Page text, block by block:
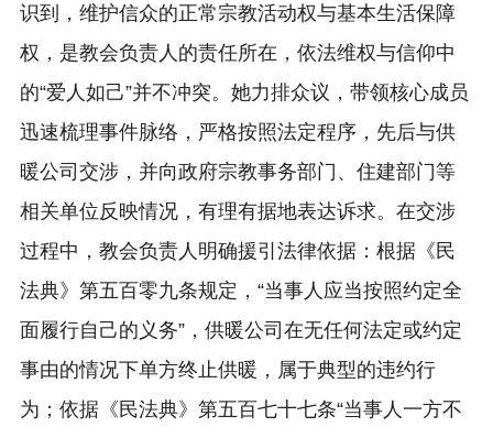
识到，维护信众的正常宗教活动权与基本生活保障
权，是教会负责人的责任所在，依法维权与信仰中
的“爱人如己”并不冲突。她力排众议，带领核心成员
迅速梳理事件脉络，严格按照法定程序，先后与供
暖公司交涉，并向政府宗教事务部门、住建部门等
相关单位反映情况，有理有据地表达诉求。在交涉
过程中，教会负责人明确援引法律依据：根据《民
法典》第五百零九条规定，“当事人应当按照约定全
面履行自己的义务”，供暖公司在无任何法定或约定
事由的情况下单方终止供暖，属于典型的违约行
为；依据《民法典》第五百七十七条“当事人一方不